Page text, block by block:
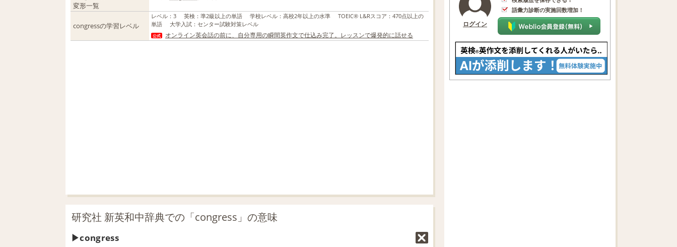
変形一覧
congressの学習レベル
レベル ： 3 英検 ： 準2級以上の単語 学校レベル ： 高校2年以上の水準 TOEIC® L&Rスコア ： 470点以上の
単語
大学入試 ： センター試験対策レベル
公式 オンライン英会話の前に、自分専用の瞬間英作文で仕込み完了。レッスンで爆発的に話せる
研究社 新英和中辞典での「congress」の意味
congress
ログイン
語彙力診断の実施回数増加！